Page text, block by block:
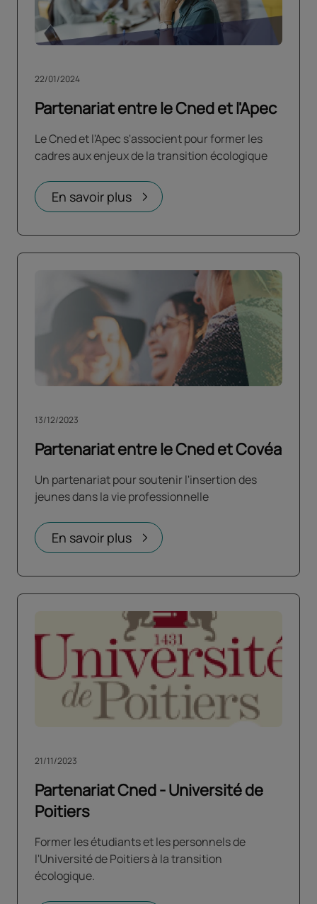
Partenariat entre le Cned et l'Apec
22/01/2024
Le Cned et l'Apec s'associent pour former les
cadres aux enjeux de la transition écologique
En savoir plus
Partenariat entre le Cned et Covéa
13/12/2023
Un partenariat pour soutenir l'insertion des
jeunes dans la vie professionnelle
En savoir plus
Partenariat Cned - Université de
Poitiers
21/11/2023
Former les étudiants et les personnels de
l'Université de Poitiers à la transition
écologique.